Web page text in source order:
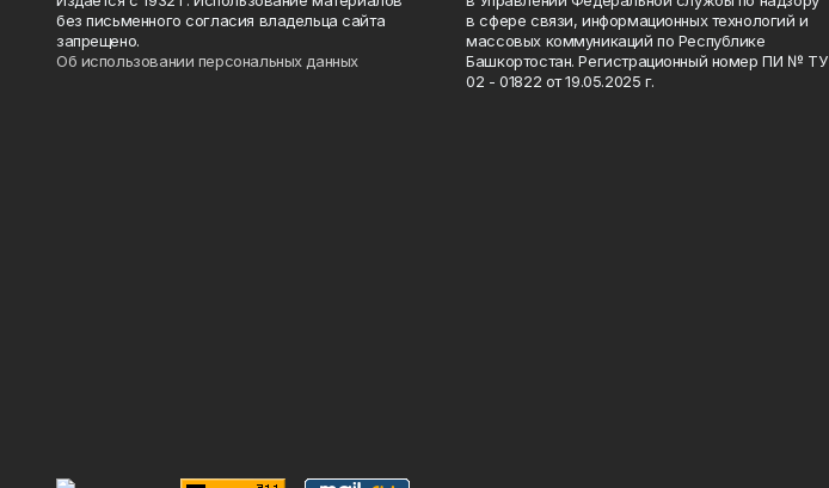
без письменного согласия владельца сайта
запрещено.
Об использовании персональных данных
в сфере связи, информационных технологий и
массовых коммуникаций по Республике
Башкортостан. Регистрационный номер ПИ № ТУ
02 - 01822 от 19.05.2025 г.